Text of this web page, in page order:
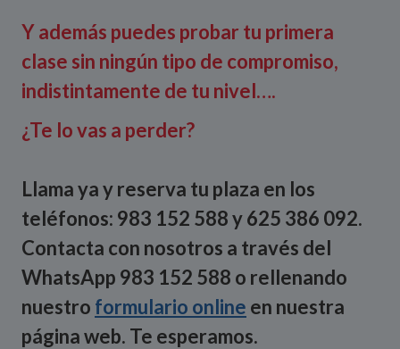
Y además puedes probar tu primera
clase sin ningún tipo de compromiso,
indistintamente de tu nivel….
¿Te lo vas a perder?
Llama ya y reserva tu plaza en los
teléfonos: 983 152 588 y 625 386 092.
Contacta con nosotros a través del
WhatsApp 983 152 588 o rellenando
nuestro formulario online en nuestra
página web. Te esperamos.